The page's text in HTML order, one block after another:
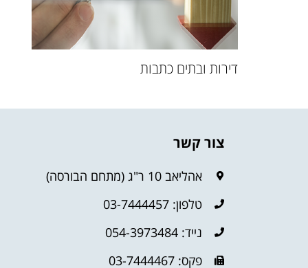
דירות ובתים כתבות
צור קשר
אהליאב 10 ר"ג (מתחם הבורסה)
טלפון: 03-7444457
נייד: 054-3973484
פקס: 03-7444467